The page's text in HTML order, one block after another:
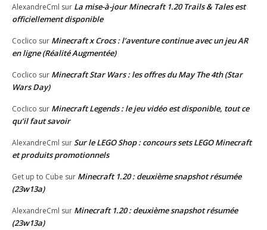
AlexandreCml sur La mise-à-jour Minecraft 1.20 Trails & Tales est
officiellement disponible
Coclico sur Minecraft x Crocs : l’aventure continue avec un jeu AR
en ligne (Réalité Augmentée)
Coclico sur Minecraft Star Wars : les offres du May The 4th (Star
Wars Day)
Coclico sur Minecraft Legends : le jeu vidéo est disponible, tout ce
qu’il faut savoir
AlexandreCml surSur le LEGO Shop : concours sets LEGO Minecraft
et produits promotionnels
Get up to Cube sur Minecraft 1.20 : deuxième snapshot résumée
(23w13a)
AlexandreCml sur Minecraft 1.20 : deuxième snapshot résumée
(23w13a)